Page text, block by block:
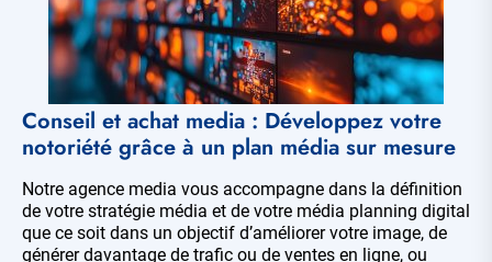
Conseil et achat media : Développez votre
notoriété grâce à un plan média sur mesure
Notre agence media vous accompagne dans la définition
de votre stratégie média et de votre média planning digital
que ce soit dans un objectif d’améliorer votre image, de
générer davantage de trafic ou de ventes en ligne, ou